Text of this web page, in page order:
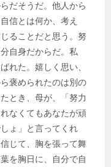
だそうだ。他人から
信とは何か、考え
ることだと思う。努
自身だからだ。私
れた。嬉しく思い、
褒められたのは別の
とき、母が、「努力
なくてもあなたが頑
ょ」と言ってくれ
じて、胸を張って舞
を胸日に、自分で自